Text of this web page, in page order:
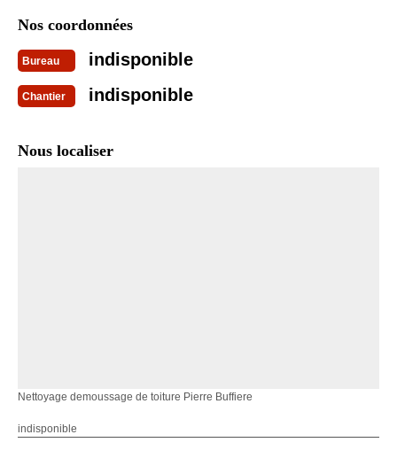
Nos coordonnées
Bureau indisponible
Chantier indisponible
Nous localiser
Nettoyage demoussage de toiture Pierre Buffiere
indisponible